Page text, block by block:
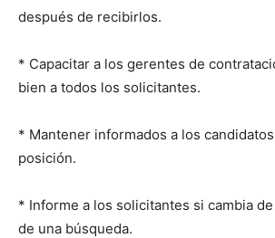
después de recibirlos.
* Capacitar a los gerentes de
bien a todos los solicitantes.
* Mantener informados a los
posición.
* Informe a los solicitantes si cambia
de una búsqueda.